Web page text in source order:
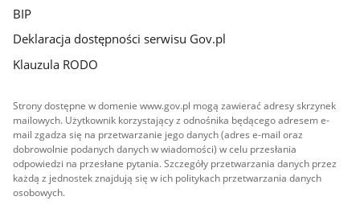
BIP
Deklaracja dostępności serwisu Gov.pl
Klauzula RODO
Strony dostępne w domenie www.gov.pl mogą zawierać adresy skrzynek
mailowych. Użytkownik korzystający z odnośnika będącego adresem e-
mail zgadza się na przetwarzanie jego danych (adres e-mail oraz
dobrowolnie podanych danych w wiadomości) w celu przesłania
odpowiedzi na przesłane pytania. Szczegóły przetwarzania danych przez
każdą z jednostek znajdują się w ich politykach przetwarzania danych
osobowych.